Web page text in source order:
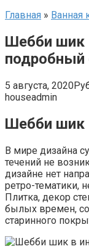
Главная » Ванная
Шебби шик
подробный
5 августа, 2020
houseadmin
Шебби шик
В мире дизайна
течений не
дизайне нет
ретро-тематики,
Плитка, декор
былых времен,
старинного